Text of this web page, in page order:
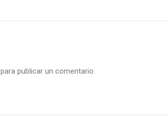
para publicar un comentario.